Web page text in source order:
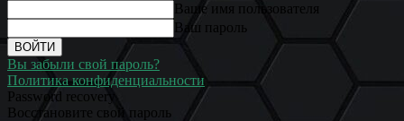
Ваше имя пользователя
Ваш пароль
Вы забыли свой пароль?
Политика конфиденциальности
Password recovery
Восстановите свой пароль